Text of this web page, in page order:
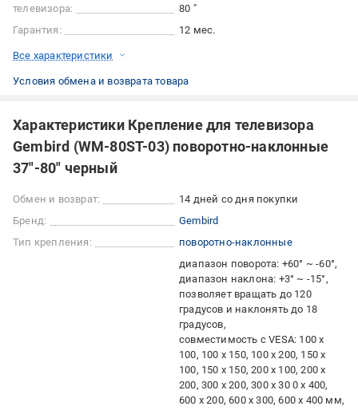
телевизора:
80 "
Гарантия:
12 мес.
Все характеристики
Условия обмена и возврата товара
Характеристики Крепление для телевизора
Gembird (WM-80ST-03) поворотно-наклонные
37"-80" черный
Обмен и возврат:
14 дней со дня покупки
Бренд:
Gembird
Тип крепления:
поворотно-наклонные
диапазон поворота: +60° ~ -60°
диапазон наклона: +3° ~ -15°
позволяет вращать до 120
градусов и наклонять до 18
градусов
совместимость с VESA: 100 x
100, 100 x 150, 100 x 200, 150 x
100, 150 x 150, 200 x 100, 200 x
200, 300 x 200, 300 x 30 0 x 400,
600 х 200, 600 х 300, 600 х 400 мм